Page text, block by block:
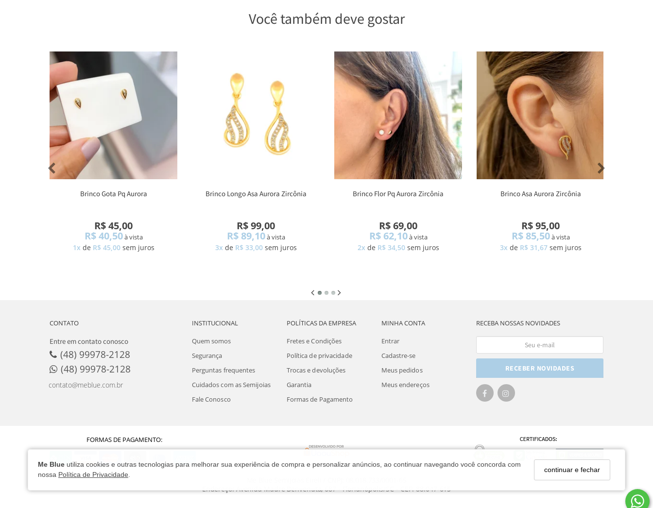
Me Blue utiliza cookies e outras tecnologias para melhorar sua experiência de compra e personalizar anúncios, ao continuar navegando você concorda com
nossa Política de Privacidade.
continuar e fechar
Você também deve gostar
Brinco Gota Pq Aurora
R$ 45,00
R$ 40,50à vista
1x de R$ 45,00 sem juros
Brinco Longo Asa Aurora Zircônia
R$ 99,00
R$ 89,10à vista
3x de R$ 33,00 sem juros
Brinco Flor Pq Aurora Zircônia
R$ 69,00
R$ 62,10à vista
2x de R$ 34,50 sem juros
Brinco Asa Aurora Zircônia
R$ 95,00
R$ 85,50à vista
3x de R$ 31,67 sem juros
CONTATO
Entre em contato conosco
(48) 99978-2128
(48) 99978-2128
contato@meblue.com.br
INSTITUCIONAL
Quem somos
Segurança
Perguntas frequentes
Cuidados com as Semijoias
Fale Conosco
POLÍTICAS DA EMPRESA
Fretes e Condições
Política de privacidade
Trocas e devoluções
Garantia
Formas de Pagamento
MINHA CONTA
Entrar
Cadastre-se
Meus pedidos
Meus endereços
RECEBA NOSSAS NOVIDADES
RECEBER NOVIDADES
FORMAS DE PAGAMENTO:
Endereço: Avenida Madre Benvenuta, 687 - Florianópolis/SC - CEP: 88.047-615